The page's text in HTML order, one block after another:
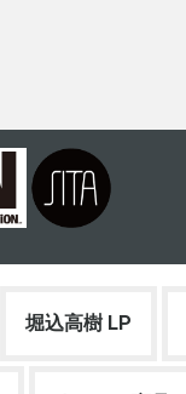
堀込高樹 LP